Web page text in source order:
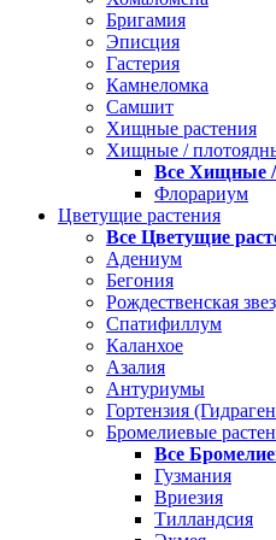
Бригамия
Эписция
Гастерия
Камнеломка
Самшит
Хищные растения
Хищные /
Все Хищные
Флорариум
Цветущие растения
Все Цветущие
Адениум
Бегония
Рождественская
Спатифиллум
Каланхое
Азалия
Антуриумы
Гортензия
Бромелиевые
Все
Гузмания
Вриезия
Тилландсия